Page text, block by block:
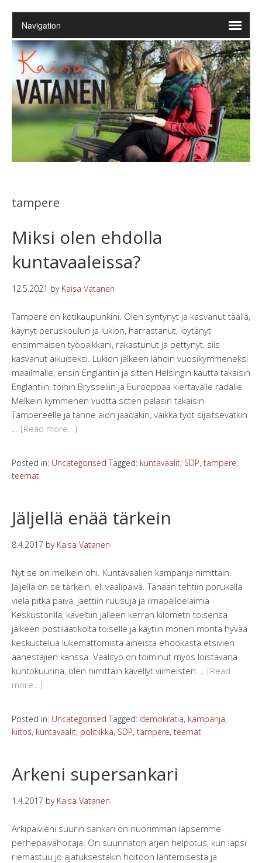
tampere
Miksi olen ehdolla
kuntavaaleissa?
12.5.2021 by Kaisa Vatanen
Tampere on kotikaupunkini. Olen syntynyt ja kasvanut täällä,
käynyt peruskoulun ja lukion, harrastanut, löytänyt
ensimmäisen työpaikkani, rakastunut ja pettynyt, siis
kasvanut aikuiseksi. Lukion jälkeen lähdin vuosikymmeneksi
maailmalle, ensin Englantiin ja sitten Helsingin kautta takaisin
Englantiin, töihin Brysseliin ja Eurooppaa kiertävälle radalle.
Melkein kymmenen vuotta sitten palasin takaisin
Tampereelle ja tänne aion jäädäkin, vaikka työt sijaitsevatkin
[Read more…]
Posted in: Uncategorised Tagged: kuntavaalit, SDP, tampere,
teemat
Jäljellä enää tärkein
8.4.2017 by Kaisa Vatanen
Nyt se on melkein ohi. Kuntavaalien kampanja nimittäin.
Jäljellä on se tärkein, eli vaalipäivä. Tänään tehtiin porukalla
vielä pitkä päivä, jaettiin ruusuja ja ilmapalloeläimiä
Keskustorilla, käveltiin jälleen kerran kilometri toisensa
jälkeen postilaatikolta toiselle ja käytiin monen monta hyvää
keskustelua lukemattomista aiheista ehdokasta etsivien
äänestäjien kanssa. Vaalityö on toiminut myös loistavana
kuntokuurina, olen nimittäin kävellyt viimeisten … [Read
more…]
Posted in: Uncategorised Tagged: demokratia, kampanja,
kiitos, kuntavaalit, politiikka, SDP, tampere, teemat
Arkeni supersankari
1.4.2017 by Kaisa Vatanen
Arkipäivieni suurin sankari on nuorimman lapsemme
perhepäivähoitaja. On suunnaton arjen helpotus, kun lapsi
riemastuu jo ajatuksestakin hoitoon lähtemisestä ja